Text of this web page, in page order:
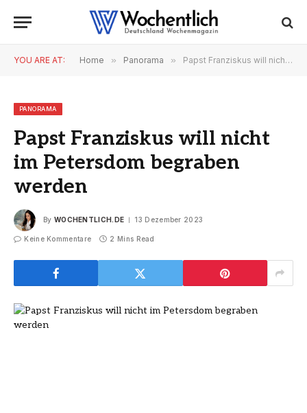
YOU ARE AT: Home » Panorama » Papst Franziskus will nicht im Petersdom begraben werden
PANORAMA
Papst Franziskus will nicht
im Petersdom begraben
werden
By WOCHENTLICH.DE 13 Dezember 2023
Keine Kommentare 2 Mins Read